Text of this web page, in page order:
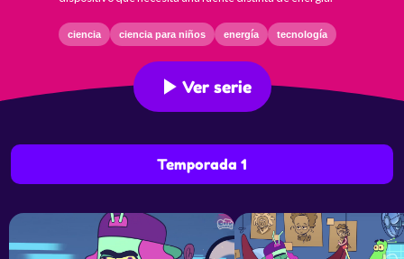
ciencia ciencia para niños energía tecnología
Ver serie
Temporada 1